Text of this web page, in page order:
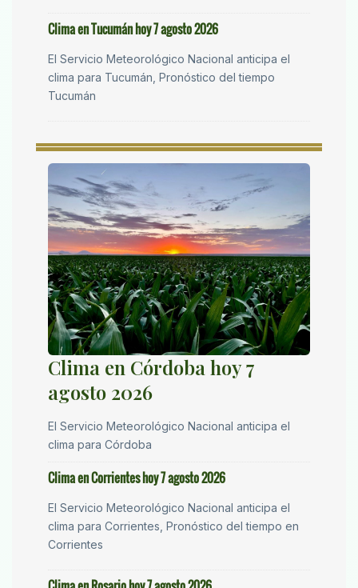
Clima en Tucumán hoy 7 agosto 2026
El Servicio Meteorológico Nacional anticipa el
clima para Tucumán, Pronóstico del tiempo
Tucumán
Clima en Córdoba hoy 7
agosto 2026
El Servicio Meteorológico Nacional anticipa el
clima para Córdoba
Clima en Corrientes hoy 7 agosto 2026
El Servicio Meteorológico Nacional anticipa el
clima para Corrientes, Pronóstico del tiempo en
Corrientes